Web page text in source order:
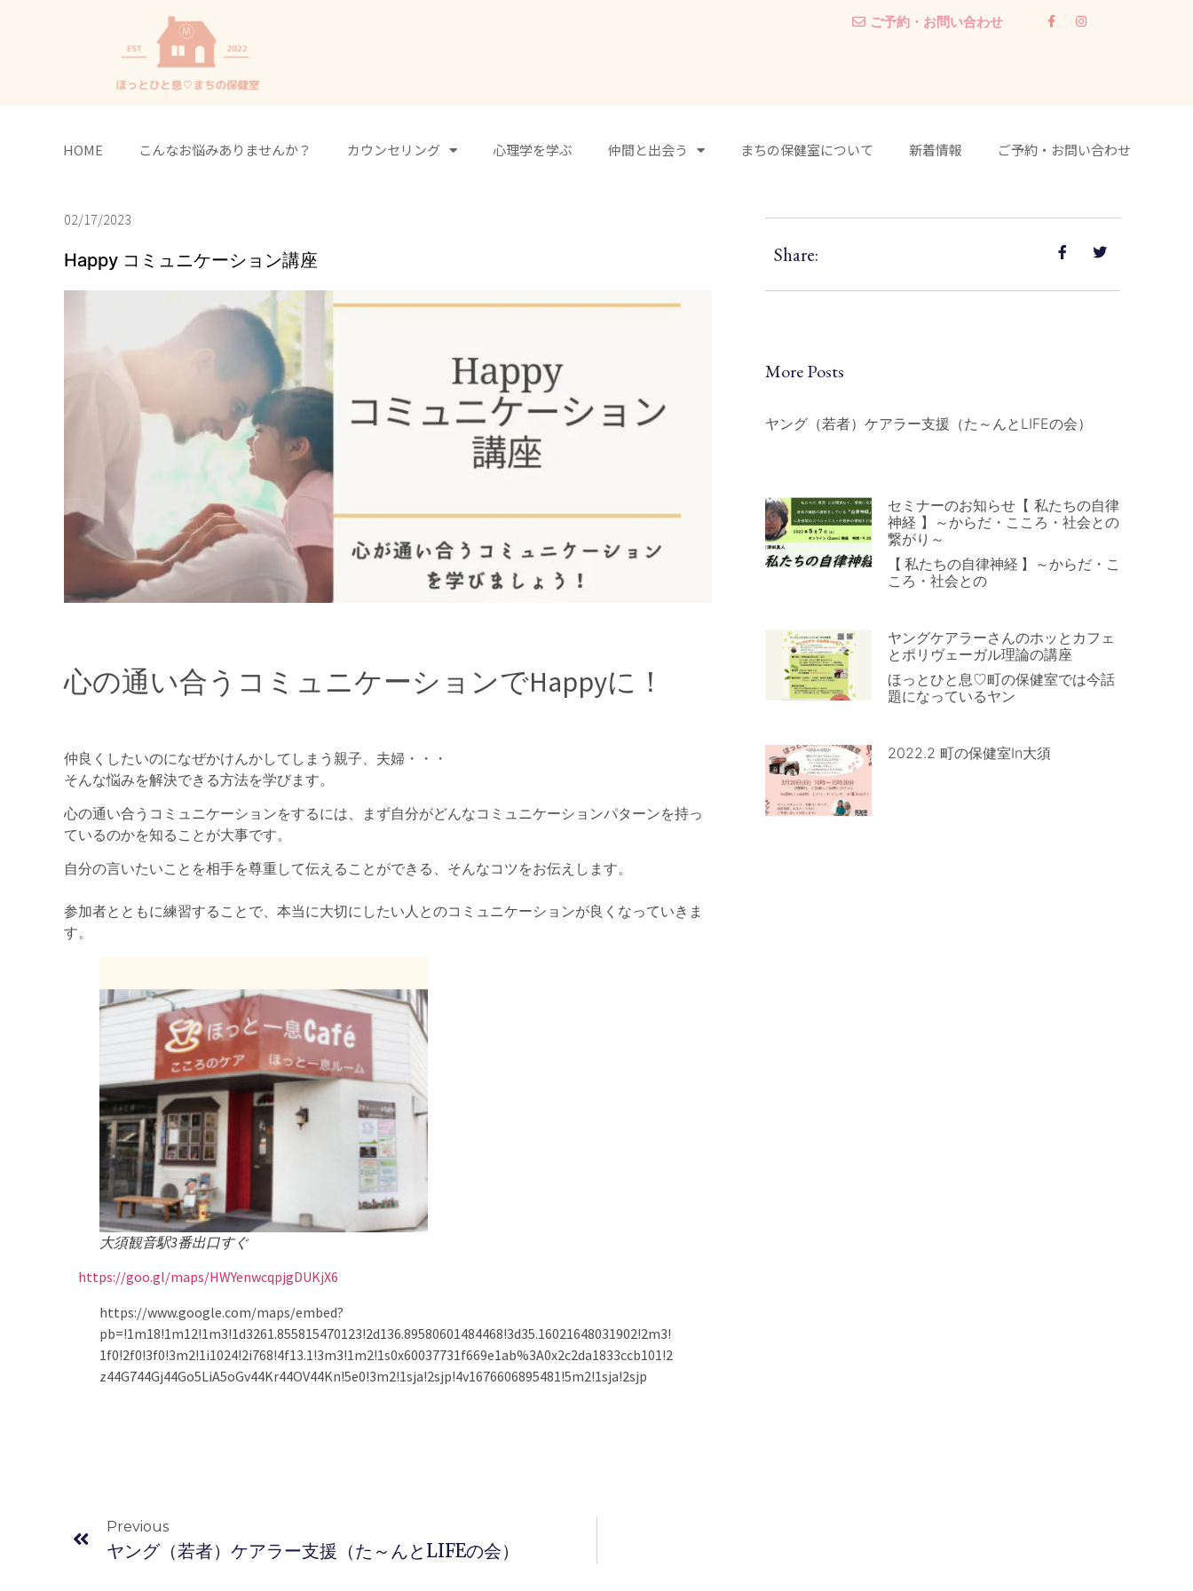
ご予約・お問い合わせ
HOME こんなお悩みありませんか？ カウンセリング 心理学を学ぶ 仲間と出会う まちの保健室について 新着情報 ご予約・お問い合わせ
02/17/2023
Happy コミュニケーション講座
心の通い合うコミュニケーションでHappyに！
仲良くしたいのになぜかけんかしてしまう親子、夫婦・・・
そんな悩みを解決できる方法を学びます。
心の通い合うコミュニケーションをするには、まず自分がどんなコミュニケーションパターンを持っ
ているのかを知ることが大事です。
自分の言いたいことを相手を尊重して伝えることができる、そんなコツをお伝えします。
参加者とともに練習することで、本当に大切にしたい人とのコミュニケーションが良くなっていきま
す。
大須観音駅3番出口すぐ
https://goo.gl/maps/HWYenwcqpjgDUKjX6
https://www.google.com/maps/embed?
pb=!1m18!1m12!1m3!1d3261.855815470123!2d136.89580601484468!3d35.16021648031902!2m3!
1f0!2f0!3f0!3m2!1i1024!2i768!4f13.1!3m3!1m2!1s0x60037731f669e1ab%3A0x2c2da1833ccb101!2
z44G744Gj44Go5LiA5oGv44Kr44OV44Kn!5e0!3m2!1sja!2sjp!4v1676606895481!5m2!1sja!2sjp
Share:
More Posts
ヤング（若者）ケアラー支援（た～んとLIFEの会）
セミナーのお知らせ【 私たちの自律
神経 】～からだ・こころ・社会との
繋がり～
【 私たちの自律神経 】～からだ・こ
ころ・社会との
ヤングケアラーさんのホッとカフェ
とポリヴェーガル理論の講座
ほっとひと息♡町の保健室では今話
題になっているヤン
2022.2 町の保健室in大須
Previous
ヤング（若者）ケアラー支援（た～んとLIFEの会）